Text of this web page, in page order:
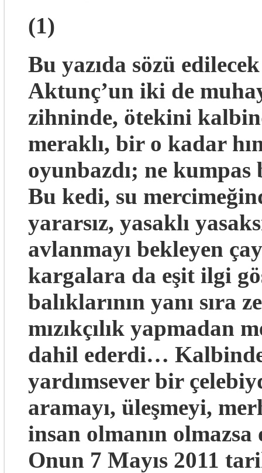
(1)
Bu yazıda sözü
Aktunç’un iki de
zihninde, ötekini
meraklı, bir o kadar
oyunbazdı; ne
Bu kedi, su
yararsız, yasaklı
avlanmayı bekleyen
kargalara da eşit ilgi
balıklarının yanı sıra
mızıkçılık yapmadan
dahil ederdi…
yardımsever bir
aramayı, üleşmeyi,
insan olmanın
Onun 7 Mayıs 2011